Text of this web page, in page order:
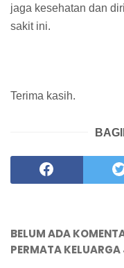
jaga kesehatan dan
sakit ini.
Terima kasih.
BELUM ADA
PERMATA